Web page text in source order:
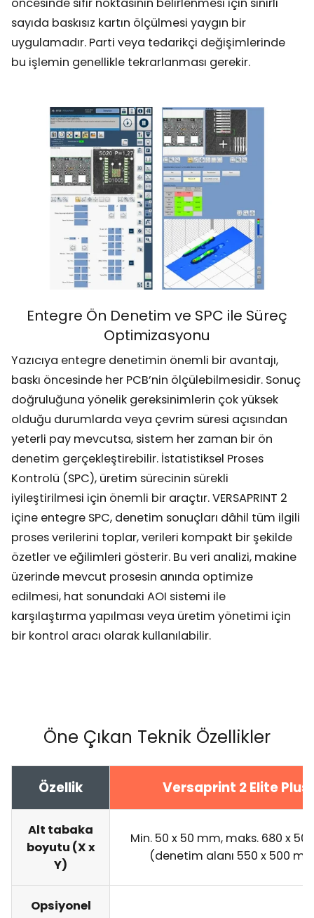
sayıda baskısız kartın ölçülmesi yaygın bir
uygulamadır. Parti veya tedarikçi değişimlerinde
bu işlemin genellikle tekrarlanması gerekir.
Entegre Ön Denetim ve SPC ile Süreç
Optimizasyonu
Yazıcıya entegre denetimin önemli bir avantajı,
baskı öncesinde her PCB’nin ölçülebilmesidir. Sonuç
doğruluğuna yönelik gereksinimlerin çok yüksek
olduğu durumlarda veya çevrim süresi açısından
yeterli pay mevcutsa, sistem her zaman bir ön
denetim gerçekleştirebilir. İstatistiksel Proses
Kontrolü (SPC), üretim sürecinin sürekli
iyileştirilmesi için önemli bir araçtır. VERSAPRINT 2
içine entegre SPC, denetim sonuçları dâhil tüm ilgili
proses verilerini toplar, verileri kompakt bir şekilde
özetler ve eğilimleri gösterir. Bu veri analizi, makine
üzerinde mevcut prosesin anında optimize
edilmesi, hat sonundaki AOI sistemi ile
karşılaştırma yapılması veya üretim yönetimi için
bir kontrol aracı olarak kullanılabilir.
Öne Çıkan Teknik Özellikler
Özellik Versaprint 2 Elite Plus
Alt tabaka
boyutu (X x
Y)
Min. 50 x 50 mm, maks. 680 x
(denetim alanı 550 x 500
Opsiyonel